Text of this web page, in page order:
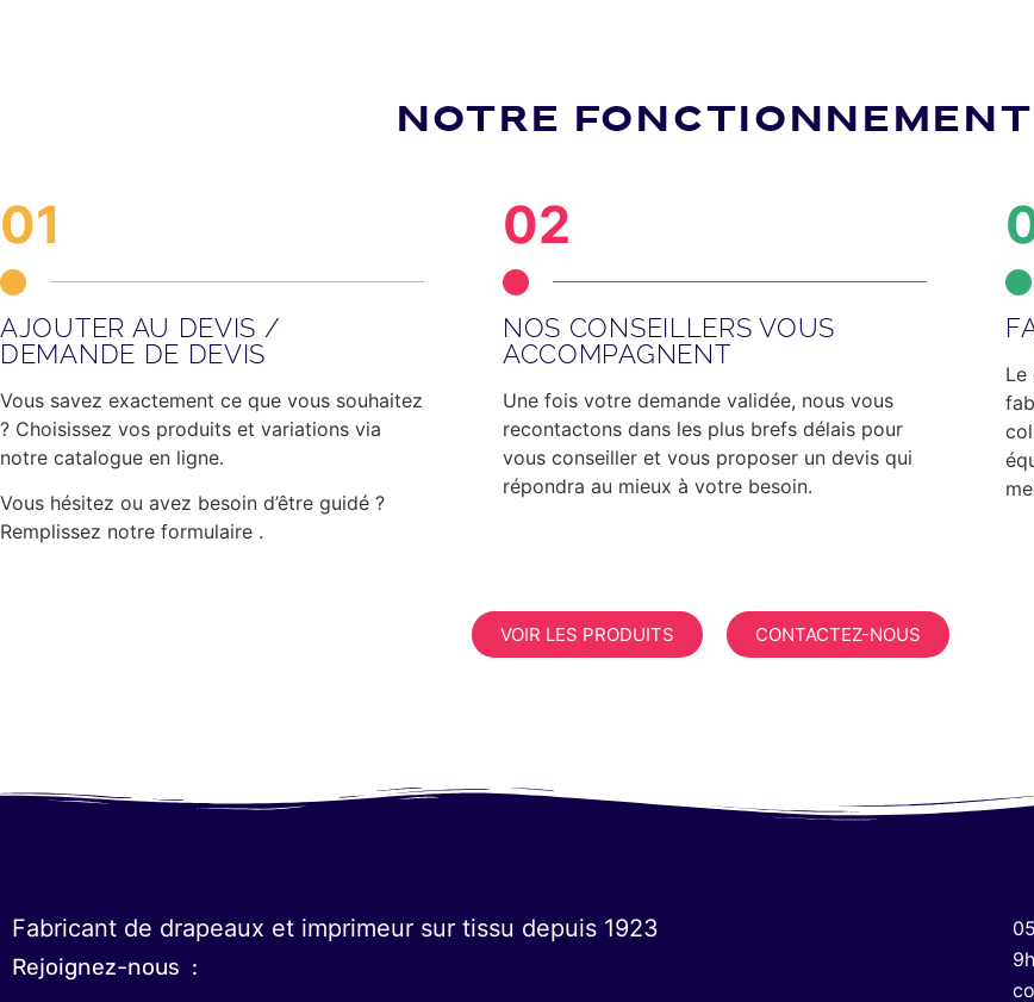
NOTRE FONCTIONNEMENT
01
AJOUTER AU DEVIS /
DEMANDE DE DEVIS
Vous savez exactement ce que vous souhaitez
? Choisissez vos produits et variations via
notre catalogue en ligne.
Vous hésitez ou avez besoin d’être guidé ?
Remplissez notre formulaire .
02
NOS CONSEILLERS VOUS
ACCOMPAGNENT
Une fois votre demande validée, nous vous
recontactons dans les plus brefs délais pour
vous conseiller et vous proposer un devis qui
répondra au mieux à votre besoin.
Le
VOIR LES PRODUITS CONTACTEZ-NOUS
Fabricant de drapeaux et imprimeur sur tissu depuis 1923
Rejoignez-nous :